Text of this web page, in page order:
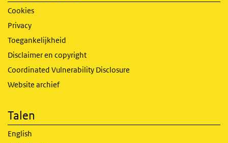
Cookies
Privacy
Toegankelijkheid
Disclaimer en copyright
Coordinated Vulnerability Disclosure
Website archief
Talen
English